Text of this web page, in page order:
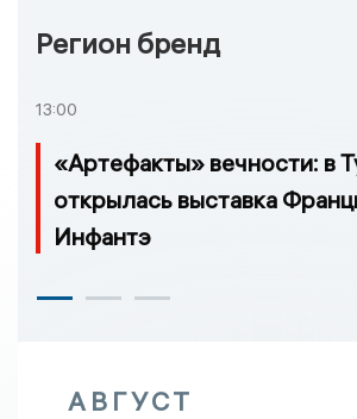
Регион бренд
13:00
«Артефакты» вечности: в
открылась выставка
Инфантэ
АВГУСТ